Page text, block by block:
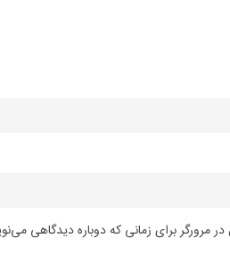
مرورگر برای زمانی که دوباره دیدگاهی